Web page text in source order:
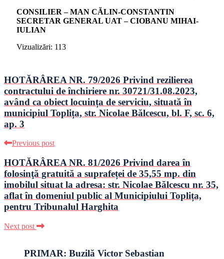
CONSILIER – MAN CĂLIN-CONSTANTIN
SECRETAR GENERAL UAT – CIOBANU MIHAI-
IULIAN
Vizualizări: 113
HOTĂRÂREA NR. 79/2026 Privind rezilierea
contractului de închiriere nr. 30721/31.08.2023,
având ca obiect locuința de serviciu, situată în
municipiul Toplița, str. Nicolae Bălcescu, bl. F, sc. 6,
ap. 3
Previous post
HOTĂRÂREA NR. 81/2026 Privind darea în
folosinţă gratuită a suprafeței de 35,55 mp. din
imobilul situat la adresa: str. Nicolae Bălcescu nr. 35,
aflat în domeniul public al Municipiului Toplița,
pentru Tribunalul Harghita
Next post
PRIMAR: Buzilă Victor Sebastian